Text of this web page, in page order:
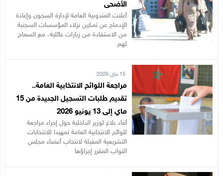
الأضحى
أعلنت المندوبية العامة لإدارة السجون وإعادة
الإدماج عن تمكين نزلاء المؤسسات السجنية
من الاستفادة من زيارات عائلية، مع السماح
لهم
15 ماي 2026
مراجعة اللوائح الانتخابية العامة..
تقديم طلبات التسجيل الجديدة من 15
ماي إلى 13 يونيو 2026
أفاد بلاغ لوزير الداخلية حول إجراء مراجعة
للوائح الانتخابية العامة تمهيدا للانتخابات
التشريعية المقبلة لانتخاب أعضاء مجلس
النواب المقرر إجراؤها